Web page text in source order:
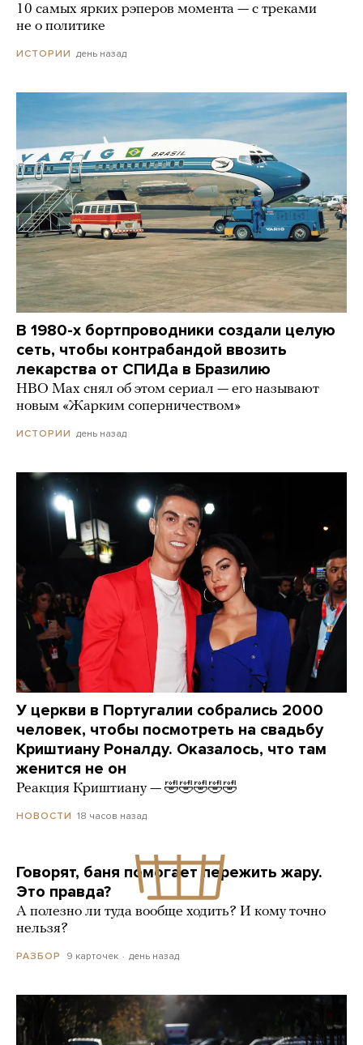
10 самых ярких рэперов момента — с треками
не о политике
ИСТОРИИ день назад
В 1980-х бортпроводники создали целую
сеть, чтобы контрабандой ввозить
лекарства от СПИДа в Бразилию
HBO Max снял об этом сериал — его называют
новым «Жарким соперничеством»
ИСТОРИИ день назад
У церкви в Португалии собрались 2000
человек, чтобы посмотреть на свадьбу
Криштиану Роналду. Оказалось, что там
женится не он
Реакция Криштиану — 🤣🤣🤣🤣🤣
НОВОСТИ 18 часов назад
Говорят, баня помогает пережить жару.
Это правда?
А полезно ли туда вообще ходить? И кому точно
нельзя?
РАЗБОР 9 карточек день назад